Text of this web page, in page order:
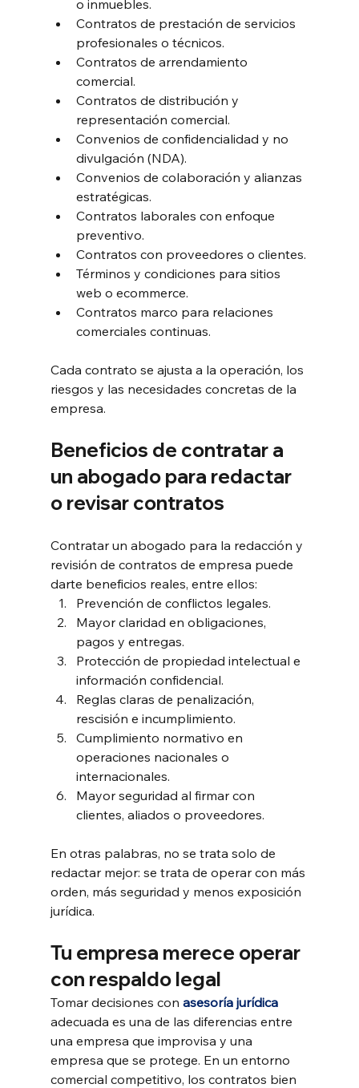
o inmuebles.
Contratos de prestación de servicios
profesionales o técnicos.
Contratos de arrendamiento
comercial.
Contratos de distribución y
representación comercial.
Convenios de confidencialidad y no
divulgación (NDA).
Convenios de colaboración y alianzas
estratégicas.
Contratos laborales con enfoque
preventivo.
Contratos con proveedores o clientes.
Términos y condiciones para sitios
web o ecommerce.
Contratos marco para relaciones
comerciales continuas.
Cada contrato se ajusta a la operación, los
riesgos y las necesidades concretas de la
empresa.
Beneficios de contratar a
un abogado para redactar
o revisar contratos
Contratar un abogado para la redacción y
revisión de contratos de empresa puede
darte beneficios reales, entre ellos:
Prevención de conflictos legales.
Mayor claridad en obligaciones,
pagos y entregas.
Protección de propiedad intelectual e
información confidencial.
Reglas claras de penalización,
rescisión e incumplimiento.
Cumplimiento normativo en
operaciones nacionales o
internacionales.
Mayor seguridad al firmar con
clientes, aliados o proveedores.
En otras palabras, no se trata solo de
redactar mejor: se trata de operar con más
orden, más seguridad y menos exposición
jurídica.
Tu empresa merece operar
con respaldo legal
Tomar decisiones con asesoría jurídica
adecuada es una de las diferencias entre
una empresa que improvisa y una
empresa que se protege. En un entorno
comercial competitivo, los contratos bien